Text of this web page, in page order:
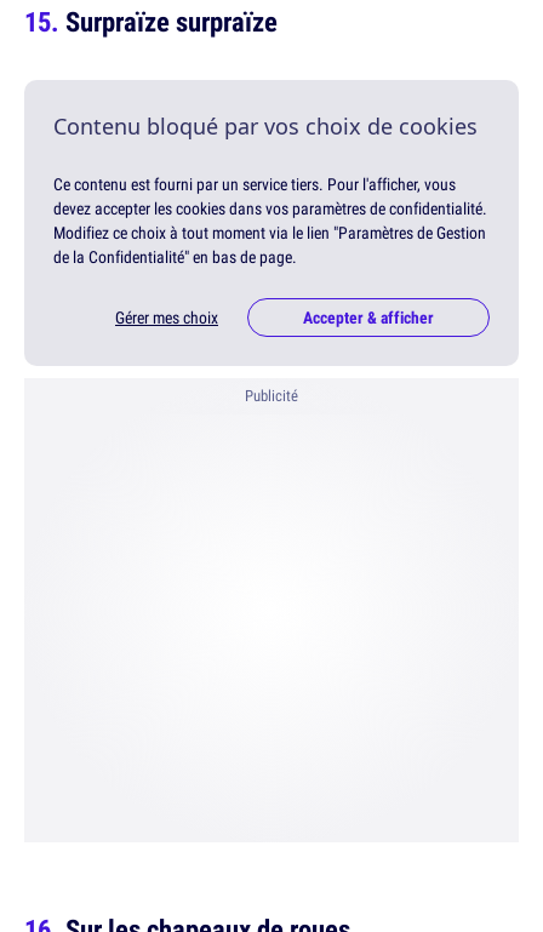
Surpraïze surpraïze
Contenu bloqué par vos choix de cookies
Ce contenu est fourni par un service tiers. Pour l'afficher, vous
devez accepter les cookies dans vos paramètres de confidentialité.
Modifiez ce choix à tout moment via le lien "Paramètres de Gestion
de la Confidentialité" en bas de page.
Gérer mes choix Accepter & afficher
Publicité